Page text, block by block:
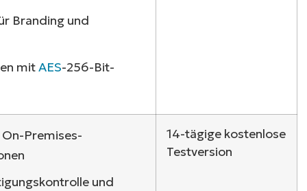
Branding und
mitAES-256-Bit-
Premises-
und
14-tägige kostenlose
Testversion